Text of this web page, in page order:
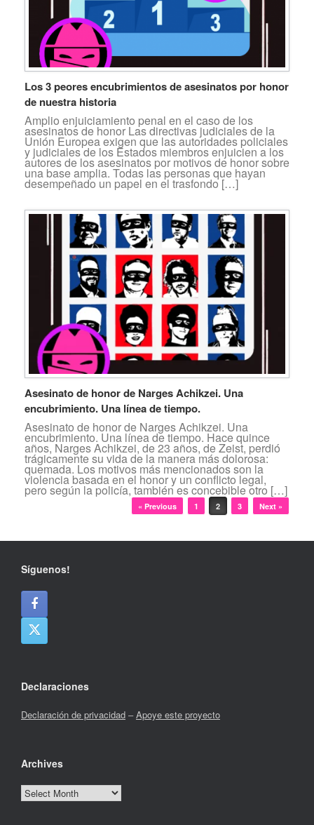
Los 3 peores encubrimientos de asesinatos por honor
de nuestra historia
Amplio enjuiciamiento penal en el caso de los
asesinatos de honor Las directivas judiciales de la
Unión Europea exigen que las autoridades policiales
y judiciales de los Estados miembros enjuicien a los
autores de los asesinatos por motivos de honor sobre
una base amplia. Todas las personas que hayan
desempeñado un papel en el trasfondo […]
Asesinato de honor de Narges Achikzei. Una
encubrimiento. Una línea de tiempo.
Asesinato de honor de Narges Achikzei. Una
encubrimiento. Una línea de tiempo. Hace quince
años, Narges Achikzei, de 23 años, de Zeist, perdió
trágicamente su vida de la manera más dolorosa:
quemada. Los motivos más mencionados son la
violencia basada en el honor y un conflicto legal,
pero según la policía, también es concebible otro […]
« Previous 1 2 3 Next »
Síguenos!
Declaraciones
Declaración de privacidad –Apoye este proyecto
Archives
Archives